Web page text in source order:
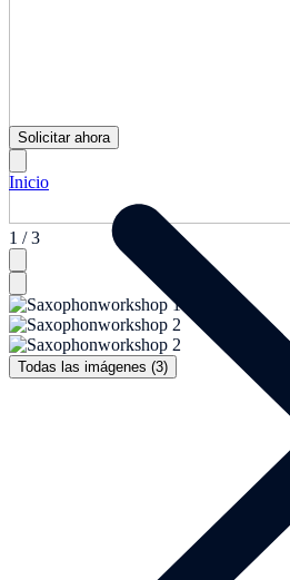
1 / 3
Todas las imágenes (3)
Solicitar ahora
Inicio